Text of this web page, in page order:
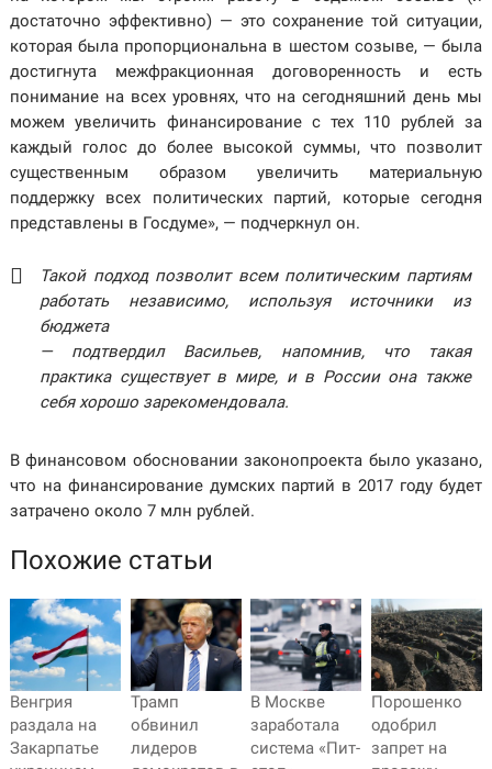
достаточно эффективно) — это сохранение той ситуации,
которая была пропорциональна в шестом созыве, — была
достигнута межфракционная договоренность и есть
понимание на всех уровнях, что на сегодняшний день мы
можем увеличить финансирование с тех 110 рублей за
каждый голос до более высокой суммы, что позволит
существенным образом увеличить материальную
поддержку всех политических партий, которые сегодня
представлены в Госдуме», — подчеркнул он.
Такой подход позволит всем политическим партиям
работать независимо, используя источники из
бюджета
— подтвердил Васильев, напомнив, что такая
практика существует в мире, и в России она также
себя хорошо зарекомендовала.
В финансовом обосновании законопроекта было указано,
что на финансирование думских партий в 2017 году будет
затрачено около 7 млн рублей.
Похожие статьи
Венгрия
раздала на
Закарпатье
Трамп
обвинил
лидеров
В Москве
заработала
система «Пит-
Порошенко
одобрил
запрет на